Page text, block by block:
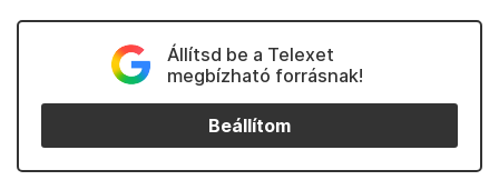
Állítsd be a Telexet
megbízható forrásnak!
Beállítom